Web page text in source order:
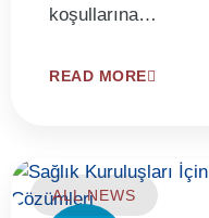
koşullarına…
READ MORE
ALL NEWS